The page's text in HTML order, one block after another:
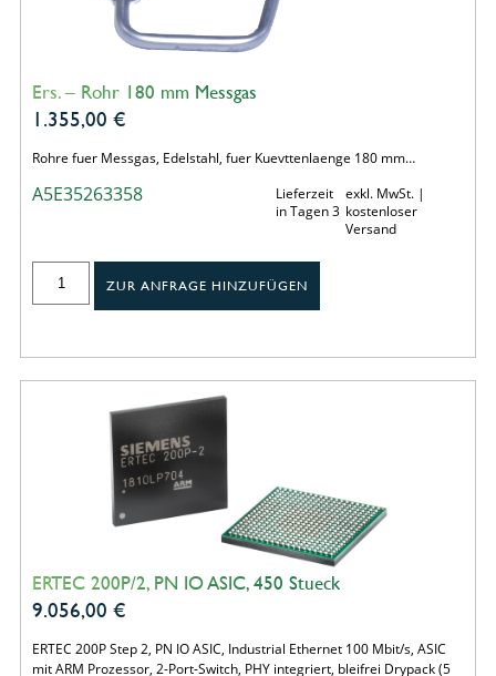
Ers. – Rohr 180 mm Messgas
1.355,00 €
Rohre fuer Messgas, Edelstahl, fuer Kuevttenlaenge 180 mm…
A5E35263358
Lieferzeit
in Tagen 3
exkl. MwSt. |
kostenloser
Versand
ZUR ANFRAGE HINZUFÜGEN
ERTEC 200P/2, PN IO ASIC, 450 Stueck
9.056,00 €
ERTEC 200P Step 2, PN IO ASIC, Industrial Ethernet 100 Mbit/s, ASIC
mit ARM Prozessor, 2-Port-Switch, PHY integriert, bleifrei Drypack (5